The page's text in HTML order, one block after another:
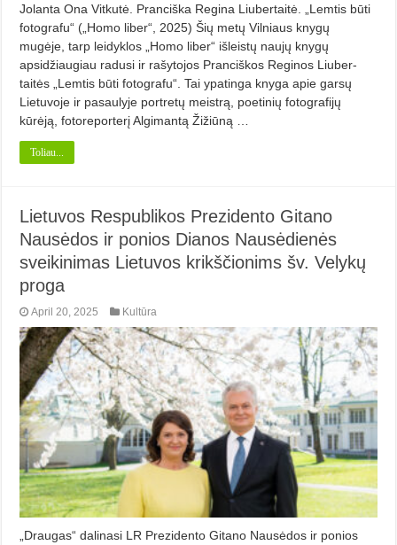
Jolanta Ona Vitkutė. Pranciška Regina Liubertaitė. „Lemtis būti
fotografu“ („Homo liber“, 2025) Šių metų Vilniaus knygų
mugėje, tarp leidyklos „Homo liber“ išleistų naujų knygų
apsidžiaugiau radusi ir rašytojos Pranciškos Reginos Liuber­
taitės „Lemtis būti fotografu“. Tai ypatinga knyga apie garsų
Lietuvoje ir pasaulyje portretų meistrą, poeti­nių fotografijų
kūrėją, fotoreporterį Algimantą Žižiūną …
Toliau...
Lietuvos Respublikos Prezidento Gitano
Nausėdos ir ponios Dianos Nausėdienės
sveikinimas Lietuvos krikščionims šv. Velykų
proga
April 20, 2025 Kultūra
„Draugas“ dalinasi LR Prezidento Gitano Nausėdos ir ponios